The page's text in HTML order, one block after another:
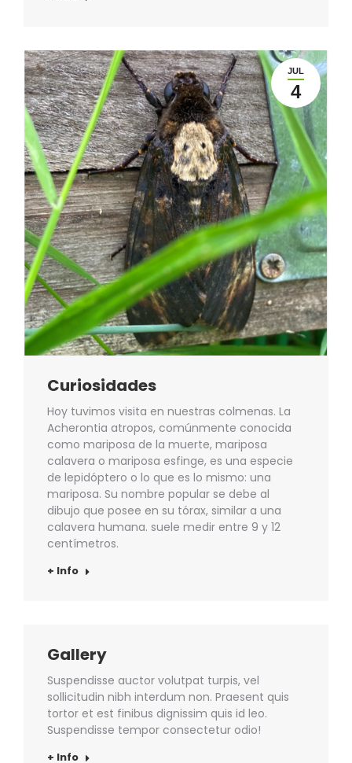
JUL
4
Curiosidades
Hoy tuvimos visita en nuestras colmenas. La
Acherontia atropos, comúnmente conocida
como mariposa de la muerte, mariposa
calavera o mariposa esfinge, es una especie
de lepidóptero o lo que es lo mismo: una
mariposa. Su nombre popular se debe al
dibujo que posee en su tórax, similar a una
calavera humana. suele medir entre 9 y 12
centímetros.
+ Info
Gallery
Suspendisse auctor volutpat turpis, vel
sollicitudin nibh interdum non. Praesent quis
tortor et est finibus dignissim quis id leo.
Suspendisse tempor consectetur odio!
+ Info